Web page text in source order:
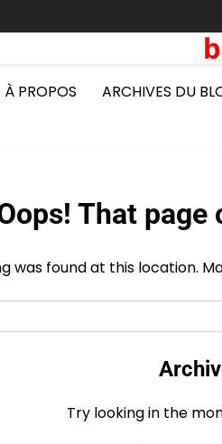
À PROPOS ARCHIVES DU
That page
was found at this location.
Try looking in the